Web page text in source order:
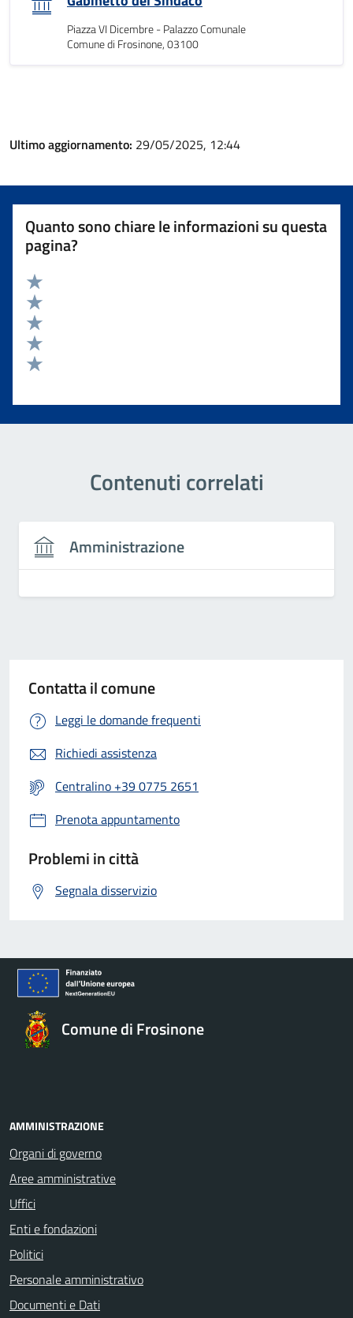
Piazza VI Dicembre - Palazzo Comunale
Comune di Frosinone, 03100
Ultimo aggiornamento: 29/05/2025, 12:44
Quanto sono chiare le informazioni su questa
pagina?
Valuta 5 stelle su 5
Valuta 4 stelle su 5
Valuta 3 stelle su 5
Valuta 2 stelle su 5
Contenuti correlati
Amministrazione
Contatta il comune
Leggi le domande frequenti
Richiedi assistenza
Centralino +39 0775 2651
Prenota appuntamento
Problemi in città
Segnala disservizio
Comune di Frosinone
AMMINISTRAZIONE
Organi di governo
Aree amministrative
Uffici
Enti e fondazioni
Politici
Personale amministrativo
Documenti e Dati